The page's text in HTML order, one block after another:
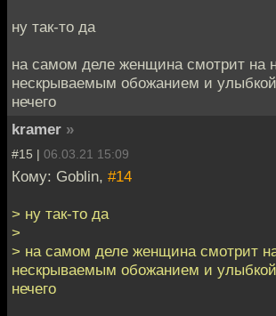
ну так-то да
на самом деле женщина смотрит на
нескрываемым обожанием и
нечего
kramer »
#15 | 06.03.21 15:09
Кому: Goblin, #14
> ну так-то да
>
> на самом деле женщина смотрит
нескрываемым обожанием и
нечего